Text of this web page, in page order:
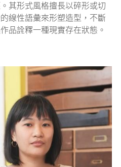
其形式風格擅長以碎形或切
線性語彙來形塑造型，不斷
品詮釋一種現實存在狀態。